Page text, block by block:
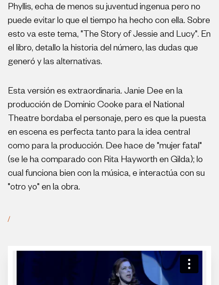
/
Phyllis, echa de menos su juventud ingenua pero no
puede evitar lo que el tiempo ha hecho con ella. Sobre
esto va este tema, "The Story of Jessie and Lucy". En
el libro, detallo la historia del número, las dudas que
generó y las alternativas.
Esta versión es extraordinaria. Janie Dee en la
producción de Dominic Cooke para el National
Theatre bordaba el personaje, pero es que la puesta
en escena es perfecta tanto para la idea central
como para la producción. Dee hace de "mujer fatal"
(se le ha comparado con Rita Hayworth en Gilda); lo
cual funciona bien con la música, e interactúa con su
"otro yo" en la obra.